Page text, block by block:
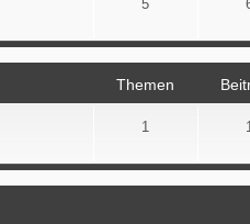
5
Themen
1 1